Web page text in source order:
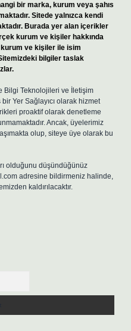
bir marka, kurum veya şahıs
Sitede yalnızca kendi
Burada yer alan içerikler
kurum ve kişiler hakkında
kurum ve kişiler ile isim
bilgiler taslak
Bilgi Teknolojileri ve İletişim
Yer Sağlayıcı olarak hizmet
proaktif olarak denetleme
Ancak, üyelerimiz
olup, siteye üye olarak bu
olduğunu düşündüğünüz
adresine bildirmeniz halinde,
kaldırılacaktır.